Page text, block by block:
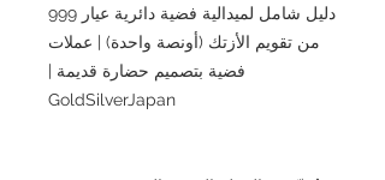
دليل شامل لميدالية فضية دائرية عيار 999
من تقويم الأزتك (أونصة واحدة) | عملات
فضية بتصميم حضارة قديمة |
GoldSilverJapan